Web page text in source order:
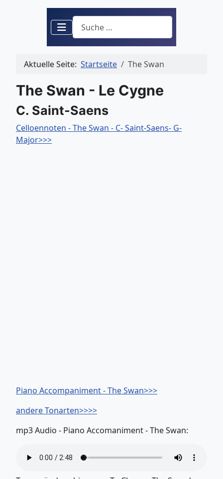
Suchen
Aktuelle Seite: Startseite The Swan
The Swan - Le Cygne
C. Saint-Saens
Celloennoten - The Swan - C- Saint-Saens- G-
Major>>>
Piano Accompaniment - The Swan>>>
andere Tonarten>>>>
mp3 Audio - Piano Accomaniment - The Swan: